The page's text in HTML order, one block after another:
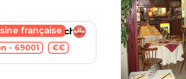
(Brunch)
- 69001 €€
française